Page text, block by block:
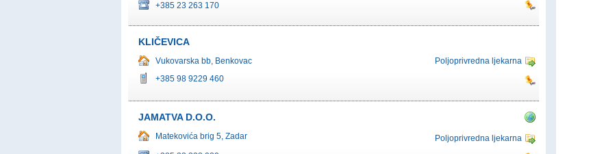
+385 23 263 170
KLIČEVICA
Vukovarska bb, Benkovac
Poljoprivredna ljekarna
+385 98 9229 460
JAMATVA D.O.O.
Matekovića brig 5, Zadar
Poljoprivredna ljekarna